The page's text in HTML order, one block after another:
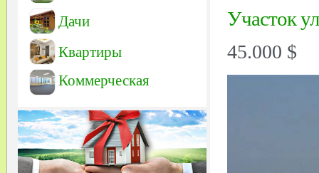
Дачи
Квартиры
Коммерческая
Участок
45.000 $